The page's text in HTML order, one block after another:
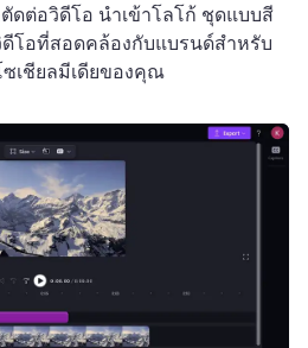
ดต่อวิดีโอ นำเข้าโลโก้ ชุดแบบสี
โอที่สอดคล้องกับแบรนด์สำหรับ
เชียลมีเดียของคุณ